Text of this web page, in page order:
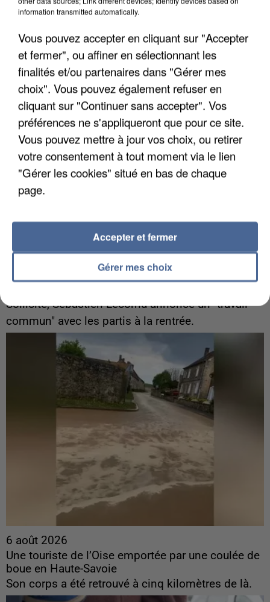
Algérie
quelques jours plus tôt.
Gabriel Attal et Raphaël Glucksmann visés par des
Sollicité, Sébastien Lecornu annonce un "travail
commun" avec les partis à la rentrée.
6 août 2026
Une touriste de l’Oise emportée par une coulée de
boue en Haute-Savoie
Son corps a été retrouvé à cinq kilomètres de là.
information transmitted automatically.
Vous pouvez accepter en cliquant sur "Accepter
et fermer", ou affiner en sélectionnant les
finalités et/ou partenaires dans "Gérer mes
choix". Vous pouvez également refuser en
cliquant sur "Continuer sans accepter". Vos
préférences ne s'appliqueront que pour ce site.
Vous pouvez mettre à jour vos choix, ou retirer
votre consentement à tout moment via le lien
"Gérer les cookies" situé en bas de chaque
page.
Gérer mes choix
Accepter et fermer